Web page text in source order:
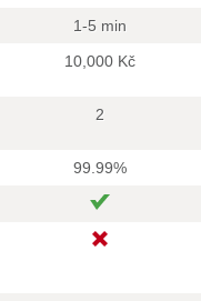
1-5 min
10,000 Kč
2
99.99%